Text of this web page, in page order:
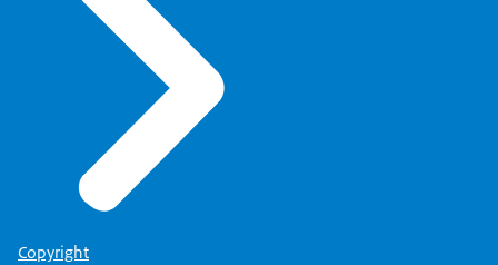
Copyright